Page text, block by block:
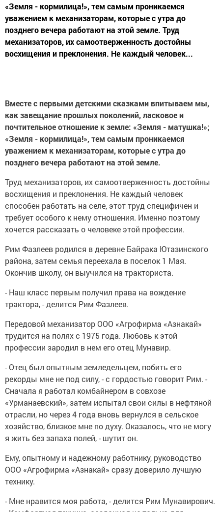
«Земля - кормилица!», тем самым проникаемся
уважением к механизаторам, которые с утра до
позднего вечера работают на этой земле. Труд
механизаторов, их самоотверженность достойны
восхищения и преклонения. Не каждый человек...
Вместе с первыми детскими сказками впитываем мы,
как завещание прошлых поколений, ласковое и
почтительное отношение к земле: «Земля - матушка!»;
«Земля - кормилица!», тем самым проникаемся
уважением к механизаторам, которые с утра до
позднего вечера работают на этой земле.
Труд механизаторов, их самоотверженность достойны
восхищения и преклонения. Не каждый человек
способен работать на селе, этот труд специфичен и
требует особого к нему отношения. Именно поэтому
хочется рассказать о человеке этой профессии.
Рим Фазлеев родился в деревне Байрака Ютазинского
района, затем семья переехала в поселок 1 Мая.
Окончив школу, он выучился на тракториста.
- Наш класс первым получил права на вождение
трактора, - делится Рим Фазлеев.
Передовой механизатор ООО «Агрофирма «Азнакай»
трудится на полях с 1975 года. Любовь к этой
профессии зародил в нем его отец Мунавир.
- Отец был опытным земледельцем, побить его
рекорды мне не под силу, - с гордостью говорит Рим. -
Сначала я работал комбайнером в совхозе
«Урманаевский», затем испытал свои силы в нефтяной
отрасли, но через 4 года вновь вернулся в сельское
хозяйство, близкое мне по духу. Оказалось, что не могу
я жить без запаха полей, - шутит он.
Ему, опытному и надежному работнику, руководство
ООО «Агрофирма «Азнакай» сразу доверило лучшую
технику.
- Мне нравится моя работа, - делится Рим Мунавирович.